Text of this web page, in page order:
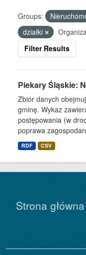
Groups:
działki
Filter Results
Piekary Śląskie:
Zbiór danych
gminę. Wykaz
postępowania (w
poprawa
RDF CSV
Strona główna